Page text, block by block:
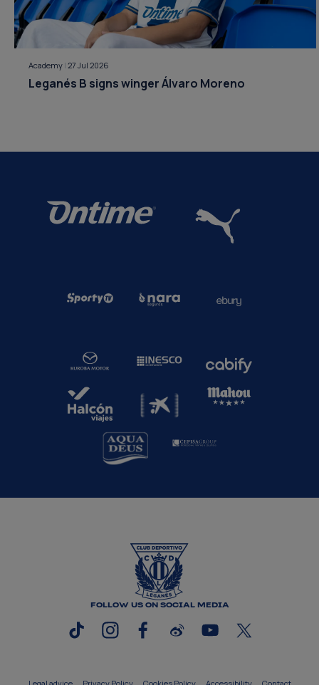
Academy | 27 Jul 2026
Leganés B signs winger Álvaro Moreno
FOLLOW US ON SOCIAL MEDIA